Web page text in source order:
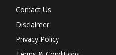
Contact Us
Disclaimer
Privacy Policy